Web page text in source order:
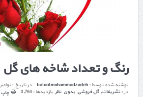
رنگ و تعداد شاخه های گل
نوشته شده توسط : batool mohammadzadeh در تاریخ : نوامبر 18, 2017
در : تشریفات, گل فروشی بدون نظر بازدیدها : 3,764 چاپ